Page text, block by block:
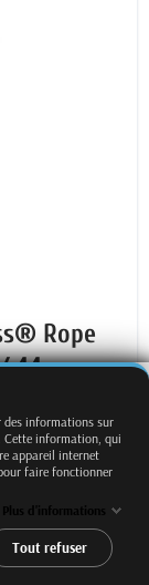
Rope
.44
des informations sur
Cette information, qui
appareil internet
faire fonctionner
Plus d'informations
Tout refuser